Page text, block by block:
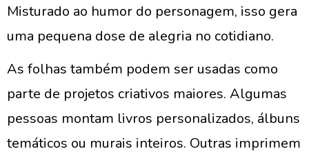
Misturado ao humor do personagem, isso gera
uma pequena dose de alegria no cotidiano.
As folhas também podem ser usadas como
parte de projetos criativos maiores. Algumas
pessoas montam livros personalizados, álbuns
temáticos ou murais inteiros. Outras imprimem